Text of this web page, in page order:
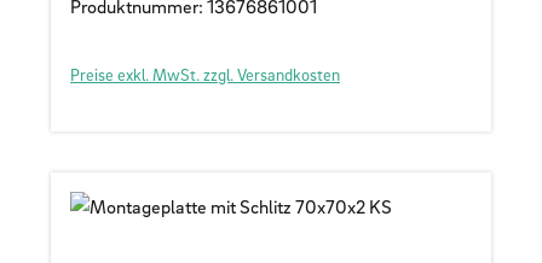
Produktnummer: 13676861001
Preise exkl. MwSt. zzgl. Versandkosten